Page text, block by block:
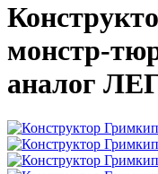
монстр-
аналог